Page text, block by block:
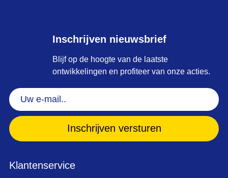
Inschrijven nieuwsbrief
Blijf op de hoogte van de laatste
ontwikkelingen en profiteer van onze acties.
Uw
e-
mail..
Klantenservice